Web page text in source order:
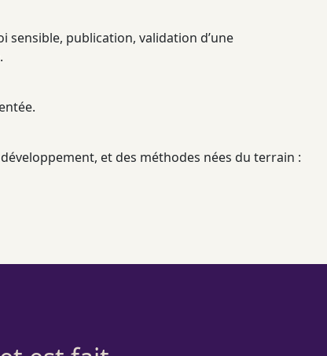
publication, validation d’une
.
et des méthodes nées du terrain :